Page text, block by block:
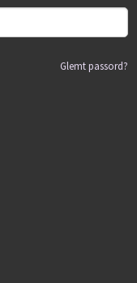
Glemt passord?